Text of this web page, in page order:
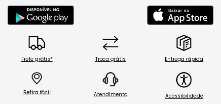
Frete grátis* Troca grátis Entrega rápida
Retira fácil Atendimento Acessibilidade